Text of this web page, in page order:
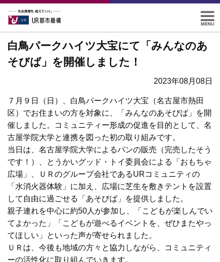
白鳥パークハイツ大宝にて「みんなのあ
そびば」を開催しました！
2023年08月08日
７月９日（日）、白鳥パークハイツ大宝（名古屋市熱田
区）でお住まいの方を対象に、「みんなのあそびば」を開
催しました。コミュニティー形成の促進を目的として、名
古屋学院大学と連携を図った初の取り組みです。
当日は、名古屋学院大学によるパンの販売（完売したそう
です！）、とうかいグッド・トイ委員会による「おもちゃ
広場」、ＵＲのグループ会社であるURコミュニティの
「水消火器体験」に加え、広場に芝生を敷きテントを設置
して自由に過ごせる「あそびば」を提供しました。
親子連れを中心に約50人が参加し、「こどもが楽しんでい
てよかった」「こどもが遊べるイベントを、ぜひまたやっ
てほしい」といった声が寄せられました。
ＵＲは、今後も地域の方々と協力しながら、コミュニティ
ーの活性化に取り組んでいきます。